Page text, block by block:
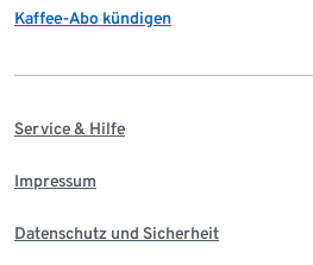
Kaffee-Abo kündigen
Service & Hilfe
Impressum
Datenschutz und Sicherheit